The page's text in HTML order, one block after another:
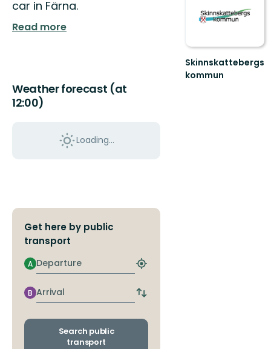
car in Färna.
Read more
Weather forecast (at
12:00)
Loading...
Get here by public
transport
Departure
A
Find
stop
Arrival
B
Switch
and
Search public
transport
Skinnskattebergs
kommun